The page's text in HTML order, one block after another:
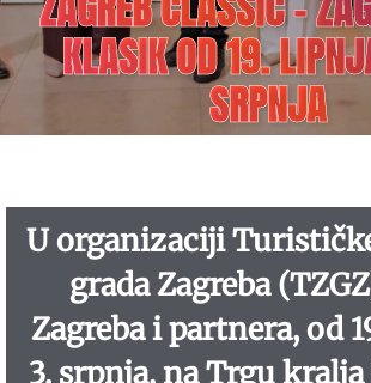
KLASIK OD 19.
SRPNJA
U organizaciji
grada Zagreba
Zagreba i partnera, od
3. srpnja, na Trgu